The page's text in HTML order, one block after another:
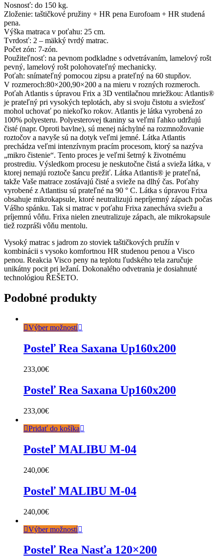
Nosnosť: do 150 kg.
Zloženie: taštičkové pružiny + HR pena Eurofoam + HR studená
pena.
Výška matraca v poťahu: 25 cm.
Tvrdosť: 2 – mäkký tvrdý matrac.
Počet zón: 7-zón.
Použiteľnosť: na pevnom podkladne s odvetrávaním, lamelový rošt
pevný, lamelový rošt polohovateľný mechanicky.
Poťah: snímateľný pomocou zipsu a prateľný na 60 stupňov.
V rozmeroch:80×200,90×200 a na mieru v rozných rozmeroch.
Poťah Atlantis s úpravou Frix a 3D ventilačnou mriežkou: Atlantis®
je prateľný pri vysokých teplotách, aby si svoju čistotu a sviežosť
mohol uchovať po niekoľko rokov. Atlantis je látka vyrobená zo
100% polyesteru. Polyesterovej tkaniny sa veľmi ľahko udržujú
čisté (napr. Oproti bavlne), sú menej náchylné na rozmnožovanie
roztočov a navyše sú na dotyk veľmi jemné. Látka Atlantis
prechádza veľmi intenzívnym pracím procesom, ktorý sa nazýva
„mikro čistenie“. Tento proces je veľmi šetrný k životnému
prostrediu. Výsledkom procesu je neskutočne čistá a svieža látka, v
ktorej nemajú roztoče šancu prežiť. Látka Atlantis® je prateľná,
takže Vaše matrace zostávajú čisté a svieže na dlhý čas. Poťahy
vyrobené z Atlantisu sú prateľné na 90 ° C. Látka s úpravou Frixa
obsahuje mikrokapsule, ktoré neutralizujú nepríjemný zápach počas
Vášho spánku. Tak si matrac v poťahu Frixa zanecháva sviežu a
príjemnú vôňu. Frixa nielen zneutralizuje zápach, ale mikrokapsule
tiež rozpráši vôňu mentolu.
Vysoký matrac s jadrom zo stoviek taštičkových pružín v
kombinácii s vysoko komfortnou HR studenou penou a Visco
penou. Reakcia Visco peny na teplotu ľudského tela zaručuje
unikátny pocit pri ležaní. Dokonalého odvetrania je dosiahnuté
technológiou ŘEŠETO.
Podobné produkty
Výber možností
Posteľ Rea Saxana Up160x200
233,00€
Posteľ Rea Saxana Up160x200
233,00€
Pridať do košíka
Posteľ MALIBU M-04
240,00€
Posteľ MALIBU M-04
240,00€
Výber možností
Posteľ Rea Nasťa 120×200